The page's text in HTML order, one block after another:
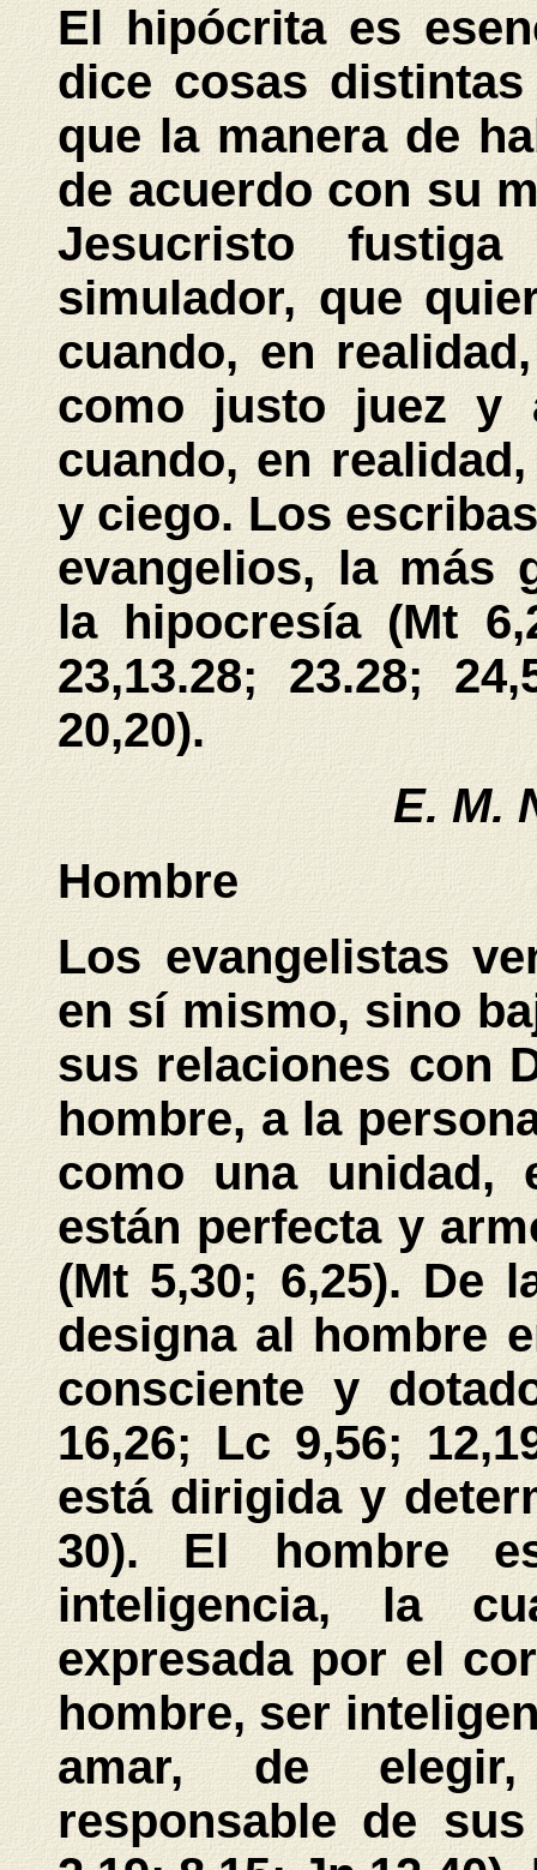
El hipócrita es
dice cosas
que la manera de
de acuerdo con su
Jesucristo
simulador, que
cuando, en
como justo juez y
cuando, en
y ciego. Los
evangelios, la más
la hipocresía (Mt
23,13.28; 23.28;
20,20).
E. M.
Hombre
Los evangelistas
en sí mismo, sino
sus relaciones con
hombre, a la
como una unidad,
están perfecta y
(Mt 5,30; 6,25). De
designa al hombre
consciente y
16,26; Lc 9,56;
está dirigida y
30). El hombre
inteligencia, la
expresada por el
hombre, ser
amar, de
responsable de